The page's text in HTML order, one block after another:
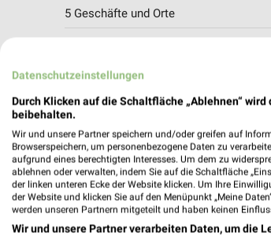
5 Geschäfte und Orte
Dortmund, Deutschland
420,35 km
HORNBACH Angebote in
Datteln, Deutschland
427,50 km
Datenschutzeinstellungen
Durch Klicken auf die Schaltfläche „Ablehnen“
beibehalten.
Wir und unsere Partner speichern und/oder greifen auf
Browserspeichern, um personenbezogene Daten zu
aufgrund eines berechtigten Interesses. Um dem zu
ablehnen oder verwalten, indem Sie auf die Schaltfläche
der linken unteren Ecke der Website klicken. Um Ihre
der Website und klicken Sie auf den Menüpunkt „Meine
werden unseren Partnern mitgeteilt und haben keinen
Wir und unsere Partner verarbeiten Daten, um die